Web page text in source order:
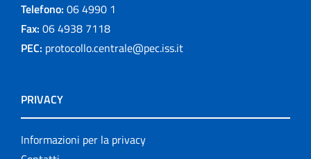
Telefono: 06 4990 1
Fax: 06 4938 7118
PEC: protocollo.centrale@pec.iss.it
PRIVACY
Informazioni per la privacy